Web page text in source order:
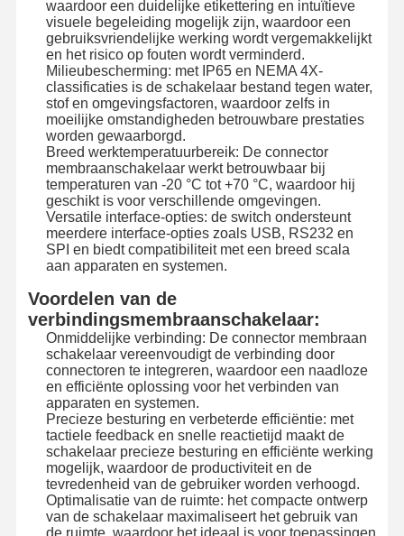
PCB-Membraanschakelaar
FPC-membraanschakelaar
De Schakelaar van het Backlightmembraan
De Schakelaar van het toetsenbordmembraan
Membraancomité Schakelaar
Grafische overlappingen
PET circuits
Montage van metalen koepels
PMMA-lenzen
waardoor een duidelijke etikettering en intuïtieve
visuele begeleiding mogelijk zijn, waardoor een
gebruiksvriendelijke werking wordt vergemakkelijkt
en het risico op fouten wordt verminderd.
Milieubescherming: met IP65 en NEMA 4X-
classificaties is de schakelaar bestand tegen water,
stof en omgevingsfactoren, waardoor zelfs in
moeilijke omstandigheden betrouwbare prestaties
worden gewaarborgd.
Breed werktemperatuurbereik: De connector
membraanschakelaar werkt betrouwbaar bij
temperaturen van -20 °C tot +70 °C, waardoor hij
geschikt is voor verschillende omgevingen.
Versatile interface-opties: de switch ondersteunt
meerdere interface-opties zoals USB, RS232 en
SPI en biedt compatibiliteit met een breed scala
aan apparaten en systemen.
Voordelen van de
verbindingsmembraanschakelaar:
Onmiddelijke verbinding: De connector membraan
schakelaar vereenvoudigt de verbinding door
connectoren te integreren, waardoor een naadloze
en efficiënte oplossing voor het verbinden van
apparaten en systemen.
Precieze besturing en verbeterde efficiëntie: met
tactiele feedback en snelle reactietijd maakt de
schakelaar precieze besturing en efficiënte werking
mogelijk, waardoor de productiviteit en de
tevredenheid van de gebruiker worden verhoogd.
Optimalisatie van de ruimte: het compacte ontwerp
van de schakelaar maximaliseert het gebruik van
de ruimte, waardoor het ideaal is voor toepassingen